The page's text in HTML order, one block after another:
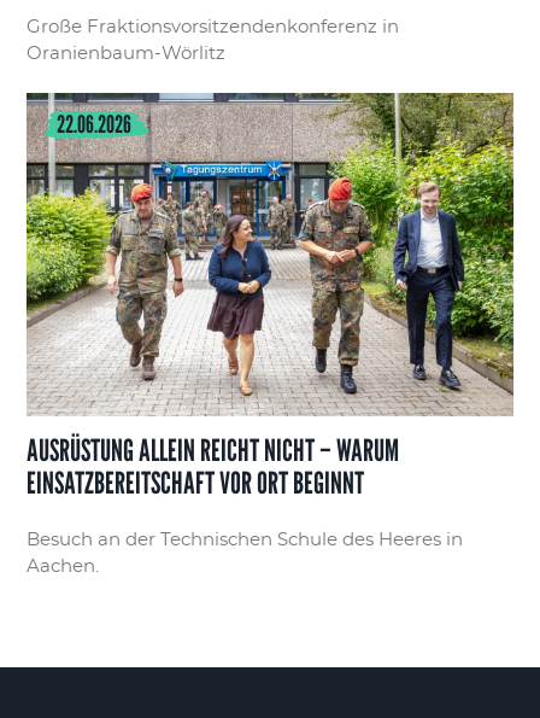
Große Fraktionsvorsitzendenkonferenz in
Oranienbaum-Wörlitz
22.06.2026
AUSRÜSTUNG ALLEIN REICHT NICHT – WARUM
EINSATZBEREITSCHAFT VOR ORT BEGINNT
Besuch an der Technischen Schule des Heeres in
Aachen.